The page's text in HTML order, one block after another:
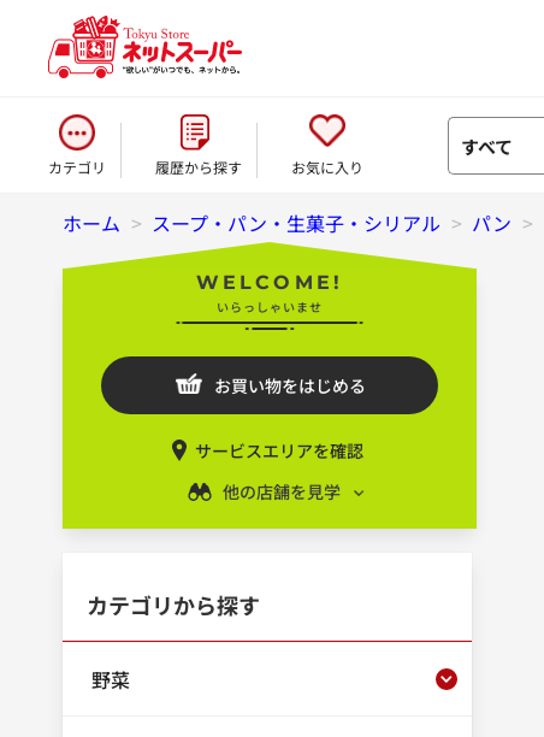
カテゴリ 履歴から探す お気に入り
すべて
ホーム > スープ・パン・生菓子・シリアル > パン >
WELCOME!
いらっしゃいませ
お買い物をはじめる
サービスエリアを確認
他の店舗を見学
カテゴリから探す
野菜